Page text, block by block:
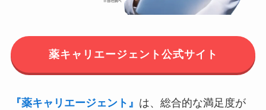
薬キャリエージェント公式サイト
『薬キャリエージェント』 は、総合的な満足度が